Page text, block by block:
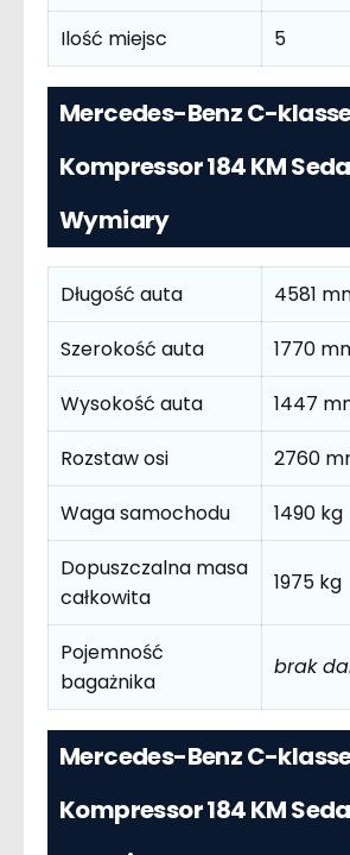
Ilość miejsc
5
Mercedes-Benz C-
Kompressor 184 KM
Wymiary
Długość auta
4581
Szerokość auta
1770
Wysokość auta
1447
Rozstaw osi
2760
Waga samochodu
1490 kg
Dopuszczalna masa
całkowita
1975 kg
Pojemność
bagażnika
brak
Mercedes-Benz C-
Kompressor 184 KM